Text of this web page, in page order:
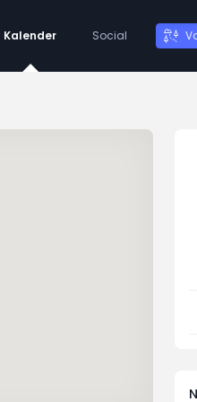
Kalender Social